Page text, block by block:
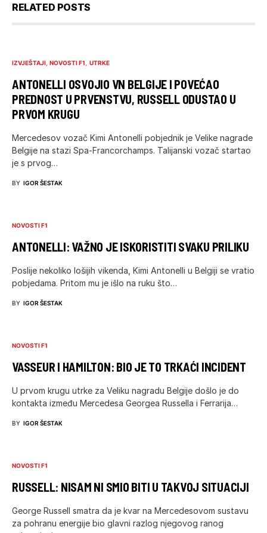
RELATED POSTS
IZVJEŠTAJI NOVOSTI F1 UTRKE
ANTONELLI OSVOJIO VN BELGIJE I POVEĆAO
PREDNOST U PRVENSTVU, RUSSELL ODUSTAO U
PRVOM KRUGU
Mercedesov vozač Kimi Antonelli pobjednik je Velike nagrade
Belgije na stazi Spa-Francorchamps. Talijanski vozač startao
je s prvog…
BY IGOR ŠESTAK
NOVOSTI F1
ANTONELLI: VAŽNO JE ISKORISTITI SVAKU PRILIKU
Poslije nekoliko lošijih vikenda, Kimi Antonelli u Belgiji se vratio
pobjedama. Pritom mu je išlo na ruku što…
BY IGOR ŠESTAK
NOVOSTI F1
VASSEUR I HAMILTON: BIO JE TO TRKAĆI INCIDENT
U prvom krugu utrke za Veliku nagradu Belgije došlo je do
kontakta između Mercedesa Georgea Russella i Ferrarija…
BY IGOR ŠESTAK
NOVOSTI F1
RUSSELL: NISAM NI SMIO BITI U TAKVOJ SITUACIJI
George Russell smatra da je kvar na Mercedesovom sustavu
za pohranu energije bio glavni razlog njegovog ranog